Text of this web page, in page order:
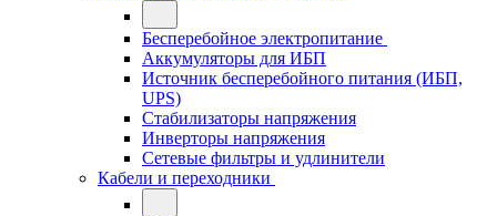
Бесперебойное электропитание
Аккумуляторы для ИБП
Источник бесперебойного питания (ИБП,
UPS)
Стабилизаторы напряжения
Инверторы напряжения
Сетевые фильтры и удлинители
Кабели и переходники